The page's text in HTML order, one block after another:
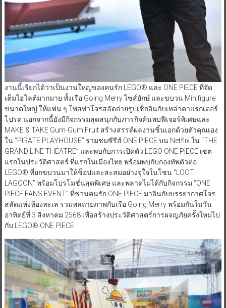
งานนี้เรียกได้ว่าเป็นงานใหญ่ของคนรัก LEGO® และ ONE PIECE ที่จัด
เต็มไฮไลต์มากมาย ทั้งเรือ Going Merry ไซส์ยักษ์ และขบวน Minifigure
ขนาดใหญ่ ให้แฟน ๆ โพสท่าโจรสลัดถ่ายรูปเช็กอินกับเหล่าคาแรกเตอร์
โปรด นอกจากนี้ยังมีกิจกรรมสุดสนุกกับภารกิจค้นพบฟีเจอร์พิเศษและ
MAKE & TAKE Gum-Gum Fruit สร้างสรรค์ผลงานชิ้นเอกด้วยตัวคุณเอง
ใน “PIRATE PLAYHOUSE” ร่วมชมซีรีส์ ONE PIECE บน Netflix ใน “THE
GRAND LINE THEATRE” และพบกับการเปิดตัว LEGO ONE PIECE เซต
แรกในประวัติศาสตร์ ที่แรกในเมืองไทย พร้อมพบกับกองทัพตัวต่อ
LEGO® ที่ยกขบวนมาให้ช็อปและสะสมอย่างจุใจในโซน “LOOT
LAGOON” พร้อมโปรโมชั่นสุดพิเศษ และพลาดไม่ได้กับกิจกรรม “ONE
PIECE FANS EVENT” ที่ชวนคนรัก ONE PIECE มาอินกับบรรยากาศโจร
สลัดแห่งท้องทะเล รวมพลถ่ายภาพกับเรือ Going Merry พร้อมกันในวัน
อาทิตย์ที่ 3 สิงหาคม 2568 เพื่อสร้างประวัติศาสตร์การผจญภัยครั้งใหม่ไป
กับ LEGO® ONE PIECE